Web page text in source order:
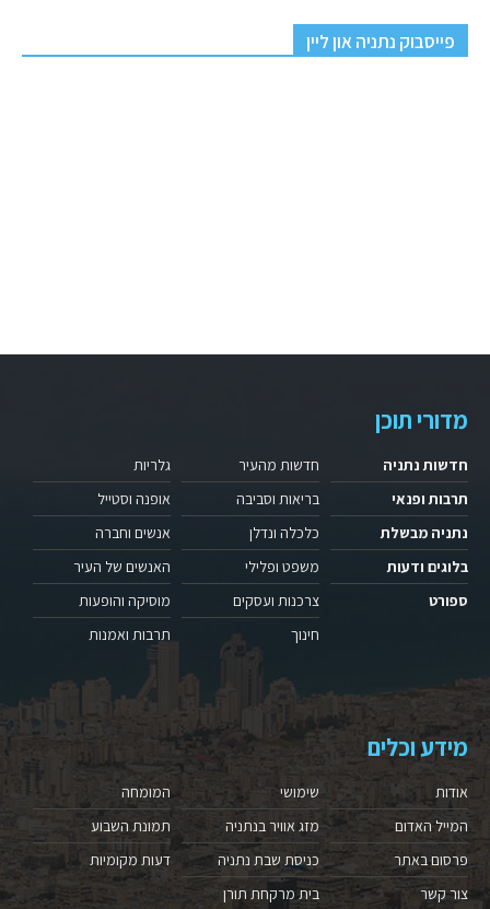
פייסבוק נתניה און ליין
מדורי תוכן
חדשות נתניה
תרבות ופנאי
נתניה מבשלת
בלוגים ודעות
ספורט
חדשות מהעיר
בריאות וסביבה
כלכלה ונדלן
משפט ופלילי
צרכנות ועסקים
חינוך
גלריות
אופנה וסטייל
אנשים וחברה
האנשים של העיר
מוסיקה והופעות
תרבות ואמנות
מידע וכלים
אודות
המייל האדום
פרסום באתר
צור קשר
שימושי
מזג אוויר בנתניה
כניסת שבת נתניה
בית מרקחת תורן
המומחה
תמונת השבוע
דעות מקומיות